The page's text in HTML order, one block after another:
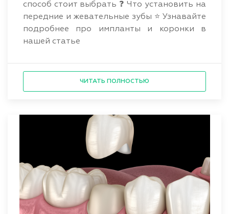
способ стоит выбрать ❓ Что установить на
передние и жевательные зубы ⭐ Узнавайте
подробнее про импланты и коронки в
нашей статье
ЧИТАТЬ ПОЛНОСТЬЮ